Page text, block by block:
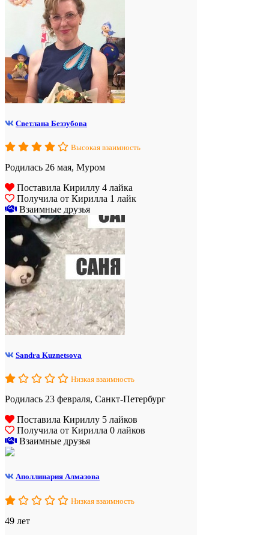
Светлана Беззубова
Высокая взаимность
Родилась 26 мая, Муром
Поставила Кириллу 4 лайка
Получила от Кирилла 1 лайк
Взаимные друзья
Sandra Kuznetsova
Низкая взаимность
Родилась 23 февраля, Санкт-Петербург
Поставила Кириллу 5 лайков
Получила от Кирилла 0 лайков
Взаимные друзья
Аполлинария Алмазова
Низкая взаимность
49 лет